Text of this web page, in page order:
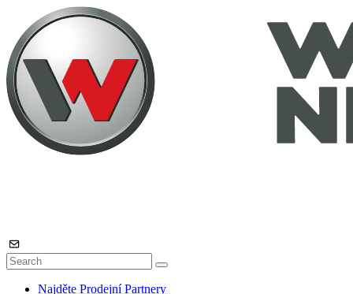
Najděte Prodejní Partnery